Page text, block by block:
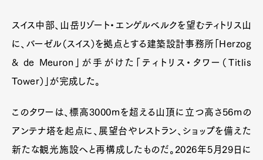
スイス中部、山岳リゾート・エンゲルベルクを望むティトリス山
に、バーゼル（スイス）を拠点とする建築設計事務所「Herzog
& de Meuron」が手がけた「ティトリス・タワー（Titlis
Tower）」が完成した。
このタワーは、標高3000mを超える山頂に立つ高さ56mの
アンテナ塔を起点に、展望台やレストラン、ショップを備えた
新たな観光施設へと再構成したものだ。2026年5月29日に